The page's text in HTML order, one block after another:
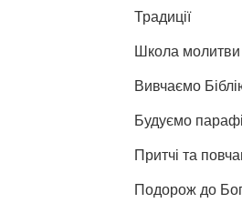
Традиції
Школа молитви
Вивчаємо
Будуємо
Притчі та
Подорож до